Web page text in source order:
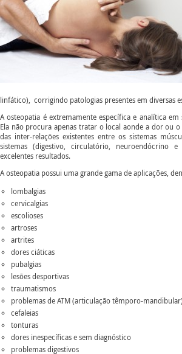
linfático), corrigindo patologias presentes em diversas
A osteopatia é extremamente específica e analítica
Ela não procura apenas tratar o local aonde a dor ou
das inter-relações existentes entre os sistemas
sistemas (digestivo, circulatório, neuroendócrino
excelentes resultados.
A osteopatia possui uma grande gama de aplicações,
lombalgias
cervicalgias
escolioses
artroses
artrites
dores ciáticas
pubalgias
lesões desportivas
traumatismos
problemas de ATM (articulação têmporo-mandibular)
cefaleias
tonturas
dores inespecíficas e sem diagnóstico
problemas digestivos